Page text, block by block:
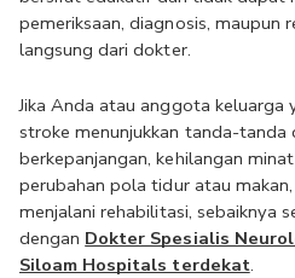
pemeriksaan, diagnosis, maupun
langsung dari dokter.
Jika Anda atau anggota keluarga
stroke menunjukkan tanda-tanda
berkepanjangan, kehilangan
perubahan pola tidur atau
menjalani rehabilitasi, sebaiknya
dengan Dokter Spesialis
Siloam Hospitals terdekat.